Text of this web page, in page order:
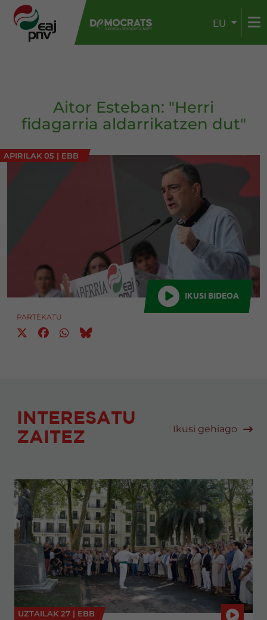
EU
Aitor Esteban: "Herri
fidagarria aldarrikatzen dut"
APIRILAK 05 | EBB
IKUSI BIDEOA
PARTEKATU
INTERESATU
ZAITEZ
Ikusi gehiago
UZTAILAK 27 | EBB